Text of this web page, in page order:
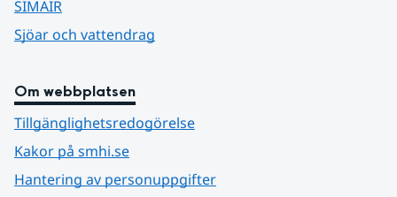
SIMAIR
Sjöar och vattendrag
Om webbplatsen
Tillgänglighetsredogörelse
Kakor på smhi.se
Hantering av personuppgifter